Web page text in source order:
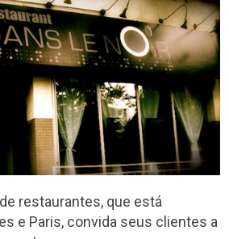
restaurantes, que está
e Paris, convida seus clientes a